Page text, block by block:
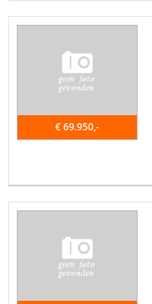
€ 69.950,-